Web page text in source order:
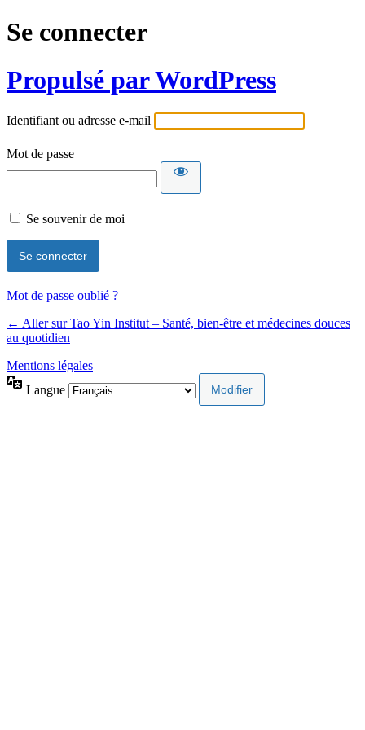
Se connecter
Propulsé par WordPress
Identifiant ou adresse e-mail
Mot de passe
Se souvenir de moi
Mot de passe oublié ?
← Aller sur Tao Yin Institut – Santé, bien-être et médecines douces
au quotidien
Mentions légales
Langue